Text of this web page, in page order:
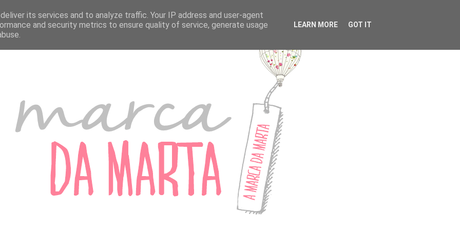
A MARTA MARCADORES DE PORTUGAL MARCADORES DO ESTRANGEIRO CONTACTOS
its services and to analyze traffic. Your IP address and user-agent
and security metrics to ensure quality of service, generate usage
LEARN MORE GOT IT